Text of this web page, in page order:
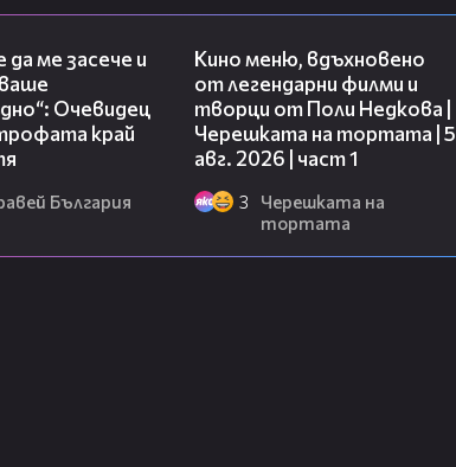
да ме засече и
Очевидец
край
България
Кино меню, вдъхновено
от легендарни филми и
творци от Поли Недкова |
Черешката на тортата | 5
авг. 2026 | част 1
3
Черешката на
тортата